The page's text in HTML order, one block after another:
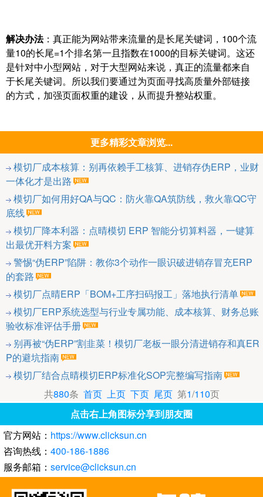
解决办法：真正能为网站带来流量的是长尾关键词，100个流
量10的长尾=1个排名第一且指数在1000的目标关键词。这还
是针对中小型网站，对于大型网站来说，真正的流量都来自
于长尾关键词。所以我们要通过为页面寻找高质量外部链接
的方式，加强页面权重的建设，从而提升整站权重。
更多精彩文章浏览...
模切厂成本核算：别再依赖手工核算、进销存伪ERP，业财
一体化才是出路
模切厂如何用好QA与QC：防火靠QA筑防线，救火靠QC守
底线
模切厂降本利器：点晴模切 ERP 智能分切算料器，一键算
出最优开料方案
警惕“伪ERP”陷阱：教你3个动作一眼识破进销存冒充ERP
的套路
模切厂点晴ERP「BOM+工序扫码报工」落地执行清单
模切厂ERP系统选型与行业专属功能、成本核算、财务总账
验收标准评估手册
别再被“伪ERP”割韭菜！模切厂老板一眼分清进销存和真ER
P的避坑指南
模切厂结合点晴模切ERP标准化SOP完整编写指南
共880条 首页 上页 下页 尾页第1/110页
点击右上角图标分享到朋友圈
官方网站： https://www.clicksun.cn
咨询热线： 400-186-1886
服务邮箱： service@clicksun.cn